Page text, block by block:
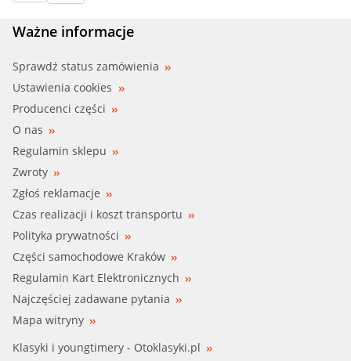
Ważne informacje
Sprawdź status zamówienia
Ustawienia cookies
Producenci części
O nas
Regulamin sklepu
Zwroty
Zgłoś reklamacje
Czas realizacji i koszt transportu
Polityka prywatności
Części samochodowe Kraków
Regulamin Kart Elektronicznych
Najczęściej zadawane pytania
Mapa witryny
Klasyki i youngtimery - Otoklasyki.pl